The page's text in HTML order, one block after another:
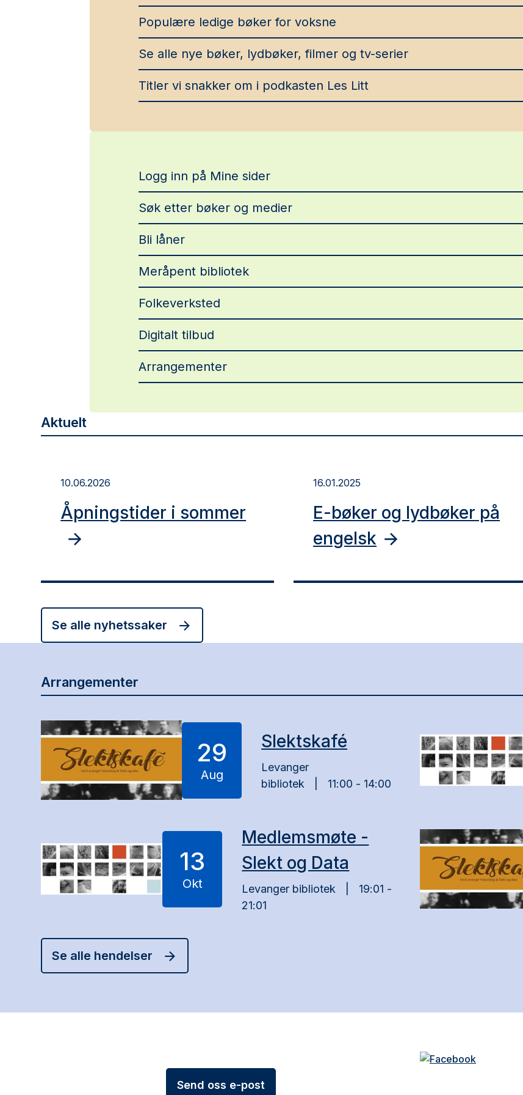
Populære ledige bøker for voksne
Se alle nye bøker, lydbøker, filmer og tv-serier
Titler vi snakker om i podkasten Les Litt
Logg inn på Mine sider
Søk etter bøker og medier
Bli låner
Meråpent bibliotek
Folkeverksted
Digitalt tilbud
Arrangementer
Aktuelt
10.06.2026
Åpningstider i sommer
16.01.2025
E-bøker og lydbøker på
engelsk
Se alle nyhetssaker
Arrangementer
29
Aug
Slektskafé
Levanger
bibliotek
11:00 - 14:00
13
Okt
Medlemsmøte -
Slekt og Data
Levanger bibliotek
19:01 -
21:01
Se alle hendelser
Send oss e-post